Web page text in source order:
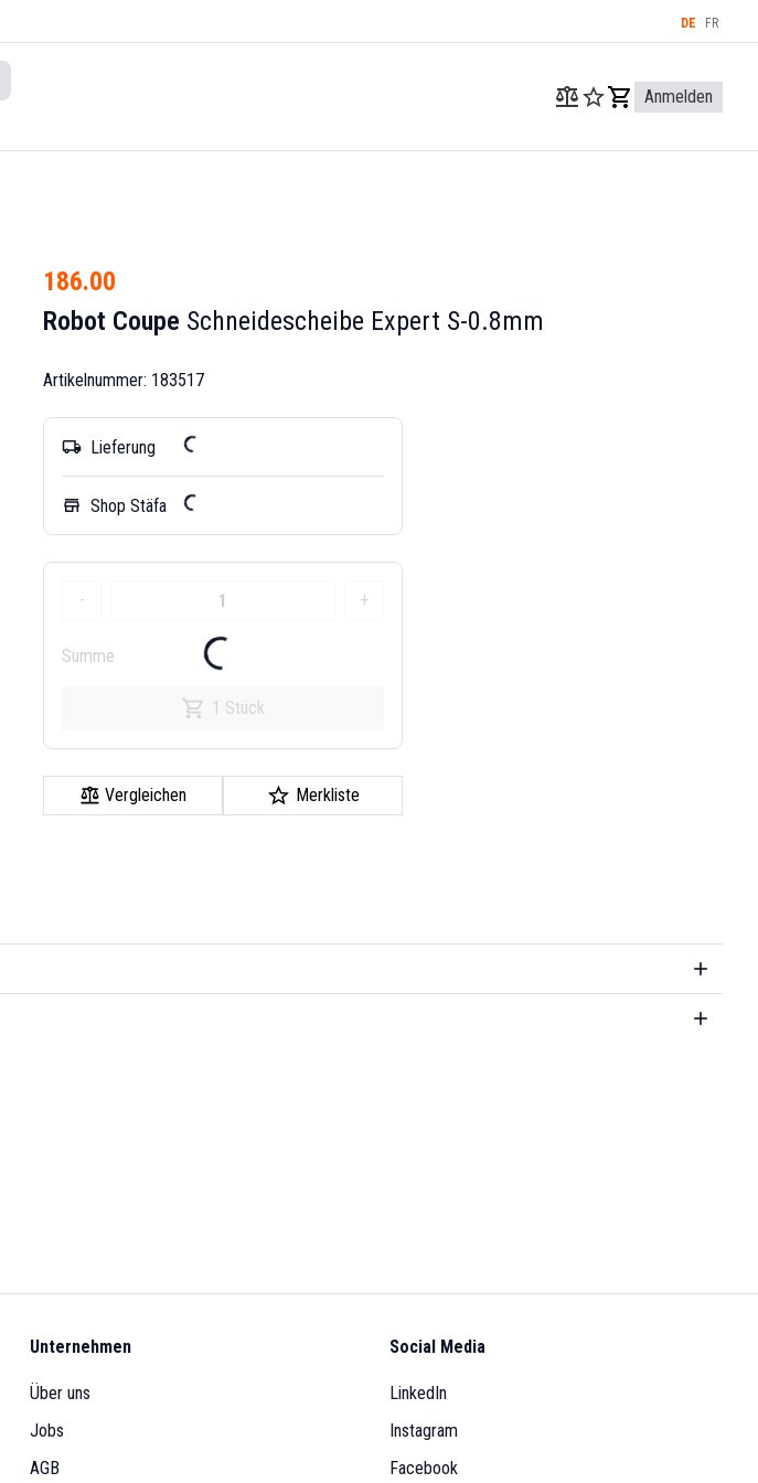
DE FR
Anmelden
186.00
Robot Coupe Schneidescheibe Expert S-0.8mm
Artikelnummer: 183517
local_shipping Lieferung
store Shop Stäfa
- +
Summe
1 Stück
Vergleichen Merkliste
Unternehmen
Über uns
Jobs
AGB
Social Media
LinkedIn
Instagram
Facebook